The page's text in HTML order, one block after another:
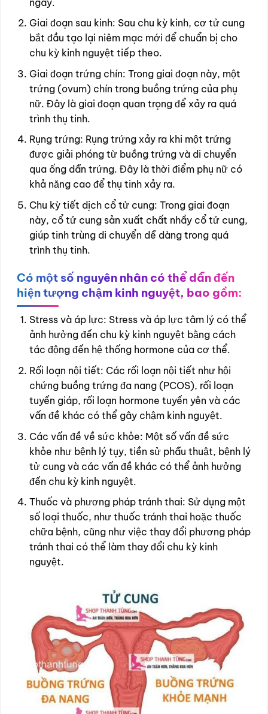
Giai đoạn sau kinh: Sau chu kỳ kinh, cơ tử cung
bắt đầu tạo lại niêm mạc mới để chuẩn bị cho
chu kỳ kinh nguyệt tiếp theo.
Giai đoạn trứng chín: Trong giai đoạn này, một
trứng (ovum) chín trong buồng trứng của phụ
nữ. Đây là giai đoạn quan trọng để xảy ra quá
trình thụ tinh.
Rụng trứng: Rụng trứng xảy ra khi một trứng
được giải phóng từ buồng trứng và di chuyển
qua ống dẫn trứng. Đây là thời điểm phụ nữ có
khả năng cao để thụ tinh xảy ra.
Chu kỳ tiết dịch cổ tử cung: Trong giai đoạn
này, cổ tử cung sản xuất chất nhầy cổ tử cung,
giúp tinh trùng di chuyển dễ dàng trong quá
trình thụ tinh.
Có một số nguyên nhân có thể dẫn đến
hiện tượng chậm kinh nguyệt, bao gồm:
Stress và áp lực: Stress và áp lực tâm lý có thể
ảnh hưởng đến chu kỳ kinh nguyệt bằng cách
tác động đến hệ thống hormone của cơ thể.
Rối loạn nội tiết: Các rối loạn nội tiết như hội
chứng buồng trứng đa nang (PCOS), rối loạn
tuyến giáp, rối loạn hormone tuyến yên và các
vấn đề khác có thể gây chậm kinh nguyệt.
Các vấn đề về sức khỏe: Một số vấn đề sức
khỏe như bệnh lý tụy, tiền sử phẫu thuật, bệnh lý
tử cung và các vấn đề khác có thể ảnh hưởng
đến chu kỳ kinh nguyệt.
Thuốc và phương pháp tránh thai: Sử dụng một
số loại thuốc, như thuốc tránh thai hoặc thuốc
chữa bệnh, cũng như việc thay đổi phương pháp
tránh thai có thể làm thay đổi chu kỳ kinh
nguyệt.